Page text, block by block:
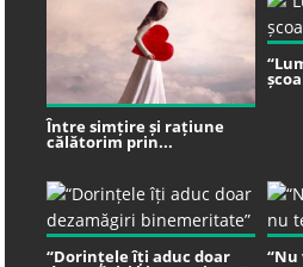
Între simțire și rațiune
călătorim prin...
“Dorințele îți aduc doar “Nu